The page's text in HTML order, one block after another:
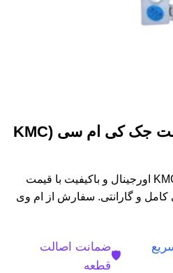
کشویی سپر جلو راست جک کی ام سی KMC)
کشویی سپر جلو راست KMC T8 اورجینال و باکیفیت با قیمت
کامل و گارانتی. سفارش از ام وی
🛡️
ضمانت اصالت
قطعه